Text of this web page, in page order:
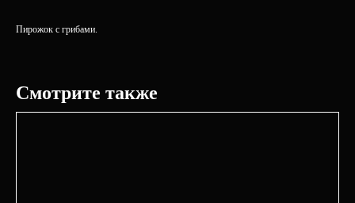
Пирожок с грибами.
Смотрите также